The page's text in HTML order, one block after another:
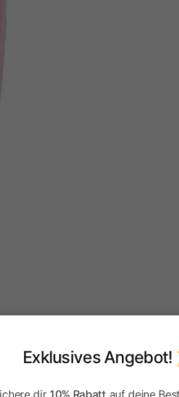
Exklusives Angebot!
dir 10% Rabattauf deine